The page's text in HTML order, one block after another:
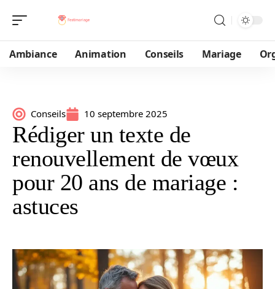
Ambiance Animation Conseils Mariage
Conseils 10 septembre 2025
Rédiger un texte de
renouvellement de vœux
pour 20 ans de mariage :
astuces